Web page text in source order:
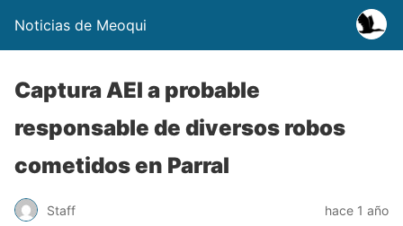
Noticias de Meoqui
Captura AEI a probable
responsable de diversos robos
cometidos en Parral
Staff hace 1 año